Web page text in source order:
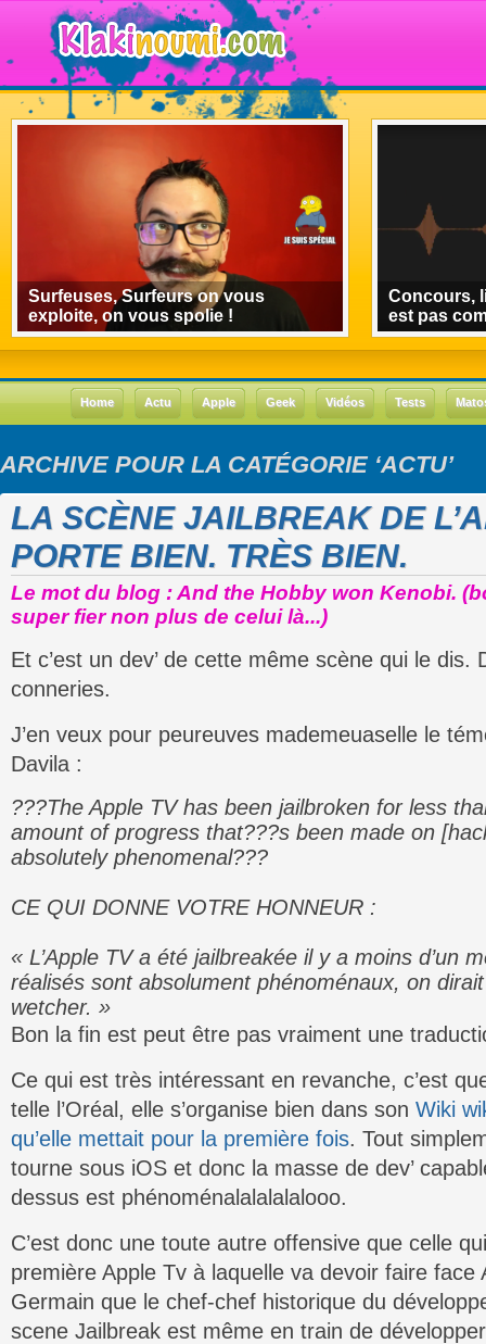
Surfeuses, Surfeurs on vous
exploite, on vous spolie !
Concours,
est pas
Home Actu Apple Geek Vidéos Tests
ARCHIVE POUR LA CATÉGORIE ‘ACTU’
LA SCÈNE JAILBREAK DE
PORTE BIEN. TRÈS BIEN.
Le mot du blog : And the Hobby won Kenobi.
super fier non plus de celui là...)
Et c’est un dev’ de cette même scène qui le dis.
conneries.
J’en veux pour peureuves mademeuaselle le
Davila :
???The Apple TV has been jailbroken for less
amount of progress that???s been made on
absolutely phenomenal???
CE QUI DONNE VOTRE HONNEUR :
« L’Apple TV a été jailbreakée il y a moins d’un
réalisés sont absolument phénoménaux, on
wetcher. »
Bon la fin est peut être pas vraiment une
Ce qui est très intéressant en revanche, c’est
telle l’Oréal, elle s’organise bien dans son Wiki
qu’elle mettait pour la première fois. Tout
tourne sous iOS et donc la masse de dev’
dessus est phénoménalalalalalooo.
C’est donc une toute autre offensive que celle
première Apple Tv à laquelle va devoir faire face
Germain que le chef-chef historique du
scene Jailbreak est même en train de